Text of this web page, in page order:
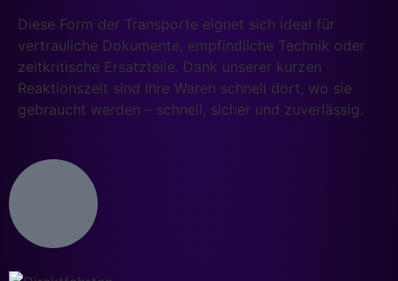
Diese Form der Transporte eignet sich ideal für
vertrauliche Dokumente, empfindliche Technik oder
zeitkritische Ersatzteile. Dank unserer kurzen
Reaktionszeit sind Ihre Waren schnell dort, wo sie
gebraucht werden – schnell, sicher und zuverlässig.